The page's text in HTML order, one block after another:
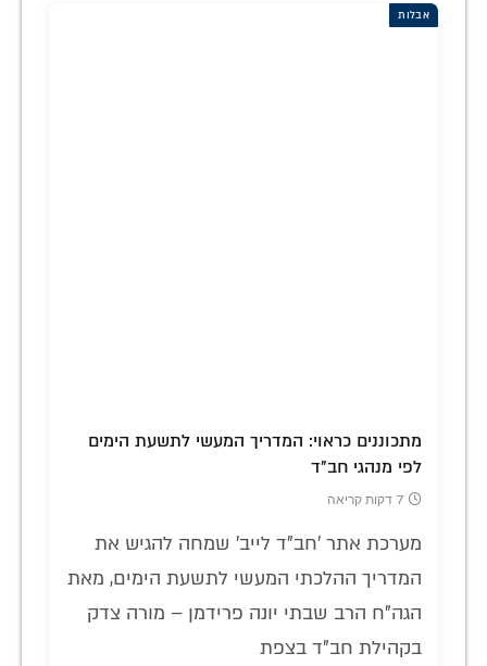
אבלות
מתכוננים כראוי: המדריך המעשי לתשעת הימים
לפי מנהגי חב"ד
7 דקות קריאה
מערכת אתר 'חב"ד לייב' שמחה להגיש את
המדריך ההלכתי המעשי לתשעת הימים, מאת
הגה"ח הרב שבתי יונה פרידמן – מורה צדק
בקהילת חב"ד בצפת